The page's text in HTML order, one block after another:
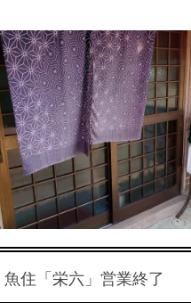
魚住「栄六」営業終了